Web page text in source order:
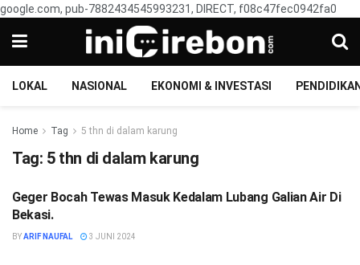
google.com, pub-7882434545993231, DIRECT, f08c47fec0942fa0
LOKAL NASIONAL EKONOMI & INVESTASI
Home Tag 5 thn di dalam karung
Tag: 5 thn di dalam karung
NASIONAL
Geger Bocah Tewas Masuk Kedalam Lubang Galian Air Di
Bekasi.
BYARIF NAUFAL 3 JUNI 2024